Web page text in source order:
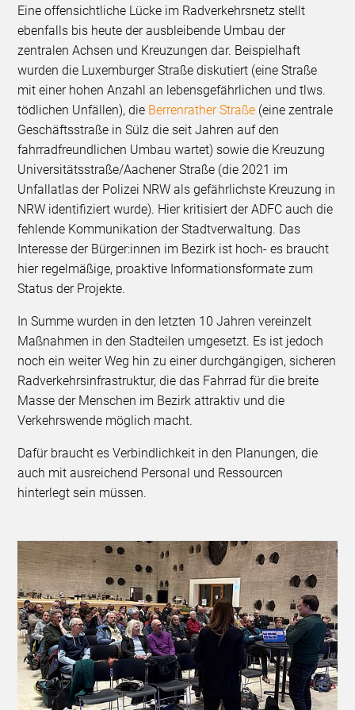
Eine offensichtliche Lücke im Radverkehrsnetz stellt
ebenfalls bis heute der ausbleibende Umbau der
zentralen Achsen und Kreuzungen dar. Beispielhaft
wurden die Luxemburger Straße diskutiert (eine Straße
mit einer hohen Anzahl an lebensgefährlichen und tlws.
tödlichen Unfällen), die Berrenrather Straße (eine zentrale
Geschäftsstraße in Sülz die seit Jahren auf den
fahrradfreundlichen Umbau wartet) sowie die Kreuzung
Universitätsstraße/Aachener Straße (die 2021 im
Unfallatlas der Polizei NRW als gefährlichste Kreuzung in
NRW identifiziert wurde). Hier kritisiert der ADFC auch die
fehlende Kommunikation der Stadtverwaltung. Das
Interesse der Bürger:innen im Bezirk ist hoch- es braucht
hier regelmäßige, proaktive Informationsformate zum
Status der Projekte.
In Summe wurden in den letzten 10 Jahren vereinzelt
Maßnahmen in den Stadteilen umgesetzt. Es ist jedoch
noch ein weiter Weg hin zu einer durchgängigen, sicheren
Radverkehrsinfrastruktur, die das Fahrrad für die breite
Masse der Menschen im Bezirk attraktiv und die
Verkehrswende möglich macht.
Dafür braucht es Verbindlichkeit in den Planungen, die
auch mit ausreichend Personal und Ressourcen
hinterlegt sein müssen.